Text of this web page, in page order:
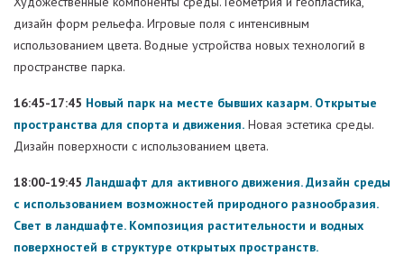
дизайн форм рельефа. Игровые поля с интенсивным
использованием цвета. Водные устройства новых технологий в
пространстве парка.
16:45-17:45 Новый парк на месте бывших казарм. Открытые
пространства для спорта и движения. Новая эстетика среды.
Дизайн поверхности с использованием цвета.
18:00-19:45 Ландшафт для активного движения. Дизайн среды
с использованием возможностей природного разнообразия.
Cвет в ландшафте. Композиция растительности и водных
поверхностей в структуре открытых пространств.